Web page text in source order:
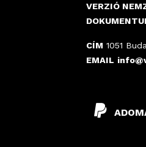
L
A
K
VERZIÓ
CÍM 1051
EMAIL